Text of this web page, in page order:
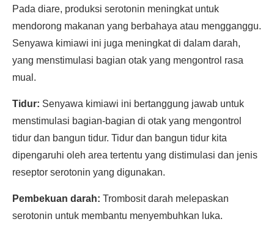
Pada diare, produksi serotonin meningkat untuk
mendorong makanan yang berbahaya atau mengganggu.
Senyawa kimiawi ini juga meningkat di dalam darah,
yang menstimulasi bagian otak yang mengontrol rasa
mual.
Tidur: Senyawa kimiawi ini bertanggung jawab untuk
menstimulasi bagian-bagian di otak yang mengontrol
tidur dan bangun tidur. Tidur dan bangun tidur kita
dipengaruhi oleh area tertentu yang distimulasi dan jenis
reseptor serotonin yang digunakan.
Pembekuan darah: Trombosit darah melepaskan
serotonin untuk membantu menyembuhkan luka.